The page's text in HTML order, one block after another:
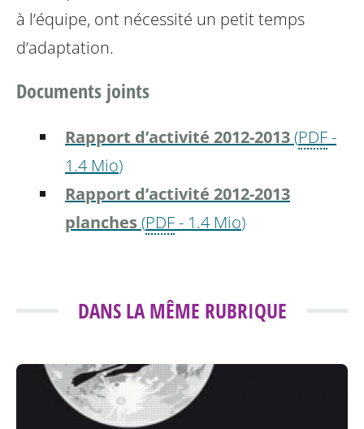
à l’équipe, ont nécessité un petittemps
d’adaptation.
Documents joints
Rapport d’activité 2012-2013(PDF-
1.4 Mio)
Rapport d’activité 2012-2013
planches (PDF- 1.4 Mio)
DANS LA MÊME RUBRIQUE